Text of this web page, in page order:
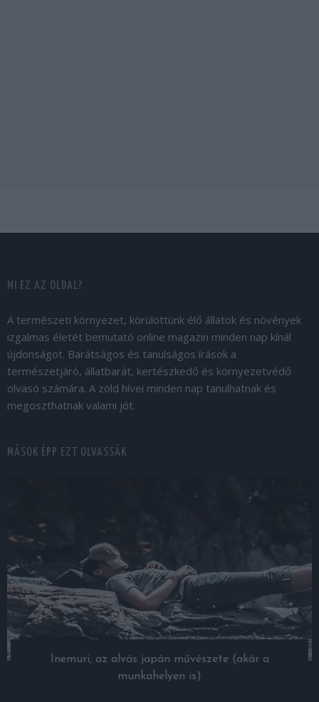
MI EZ AZ OLDAL?
A természeti környezet, körülöttünk élő állatok és növények
izgalmas életét bemutató online magazin minden nap kínál
újdonságot. Barátságos és tanulságos írások a
természetjáró, állatbarát, kertészkedő és környezetvédő
olvasó számára. A zöld hívei minden nap tanulhatnak és
megoszthatnak valami jót.
MÁSOK ÉPP EZT OLVASSÁK
Inemuri, az alvás japán művészete (akár a
munkahelyen is)